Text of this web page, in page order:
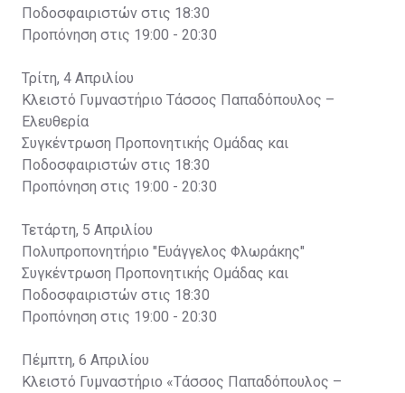
Ποδοσφαιριστών στις 18:30
Προπόνηση στις 19:00 - 20:30
Τρίτη, 4 Απριλίου
Κλειστό Γυμναστήριο Τάσσος Παπαδόπουλος –
Ελευθερία
Συγκέντρωση Προπονητικής Ομάδας και
Ποδοσφαιριστών στις 18:30
Προπόνηση στις 19:00 - 20:30
Τετάρτη, 5 Απριλίου
Πολυπροπονητήριο "Ευάγγελος Φλωράκης"
Συγκέντρωση Προπονητικής Ομάδας και
Ποδοσφαιριστών στις 18:30
Προπόνηση στις 19:00 - 20:30
Πέμπτη, 6 Απριλίου
Κλειστό Γυμναστήριο «Τάσσος Παπαδόπουλος –